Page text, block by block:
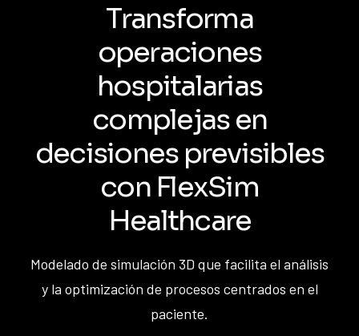
Transforma
operaciones
hospitalarias
complejas en
decisiones previsibles
con FlexSim
Healthcare
Modelado de simulación 3D que facilita el análisis
y la optimización de procesos centrados en el
paciente.